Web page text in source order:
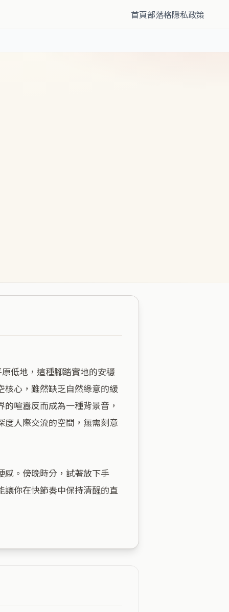
首頁部落格隱私政策
核心，雖然缺乏自然綠意的緩
喧囂反而成為一種背景音，
人際交流的空間，無需刻意
感。傍晚時分，試著放下手
你在快節奏中保持清醒的直